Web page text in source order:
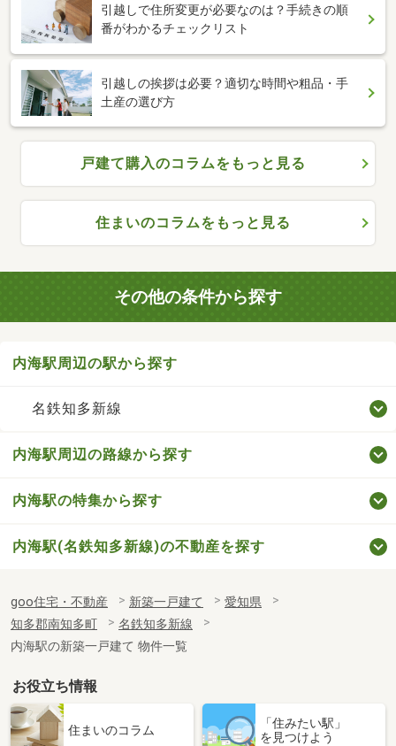
引越しで住所変更が必要なのは？手続きの順
番がわかるチェックリスト
引越しの挨拶は必要？適切な時間や粗品・手
土産の選び方
戸建て購入のコラムをもっと見る
住まいのコラムをもっと見る
その他の条件から探す
内海駅周辺の駅から探す
名鉄知多新線
内海駅周辺の路線から探す
内海駅の特集から探す
内海駅(名鉄知多新線)の不動産を探す
goo住宅・不動産 新築一戸建て
愛知県
知多郡南知多町
名鉄知多新線
内海駅の新築一戸建て 物件一覧
お役立ち情報
住まいのコラム
「住みたい駅」
を見つけよう